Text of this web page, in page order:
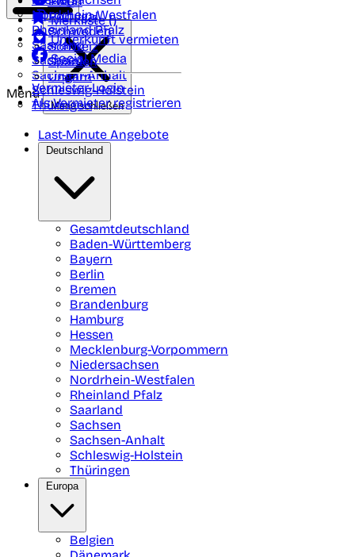
Nordrhein-Westfalen
Rheinland Pfalz
Saarland
Sachsen
Sachsen-Anhalt
Schleswig-Holstein
Thüringen
Portugal
Schweden
Schweiz
Spanien
Ungarn
Merkliste ()
Unterkunft vermieten
Social Media
Vermieter-Login
Als Vermieter registrieren
Menü
Menü schließen
Last-Minute Angebote
Deutschland
Gesamtdeutschland
Baden-Württemberg
Bayern
Berlin
Bremen
Brandenburg
Hamburg
Hessen
Mecklenburg-Vorpommern
Niedersachsen
Nordrhein-Westfalen
Rheinland Pfalz
Saarland
Sachsen
Sachsen-Anhalt
Schleswig-Holstein
Thüringen
Europa
Belgien